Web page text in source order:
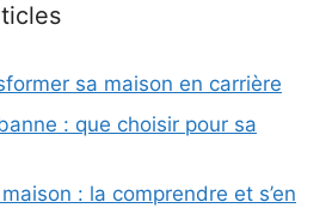
sa maison en carrière
: que choisir pour sa
: la comprendre et s’en